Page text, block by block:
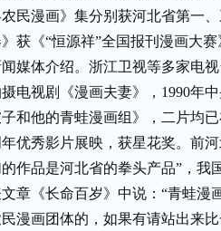
民漫画》集分别获河北省第一
获《“恒源祥”全国报刊漫画大
媒体介绍。浙江卫视等多家电
电视剧《漫画夫妻》， 1990年
和他的青蛙漫画组》，二片均
优秀影片展映，获星花奖。前
作品是河北省的拳头产品”，我
章《长命百岁》中说：“青蛙漫
漫画团体的，如果有请站出来